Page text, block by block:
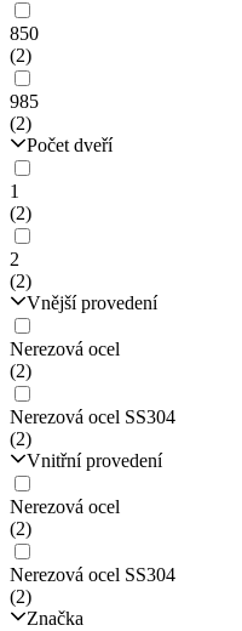
850
(2)
985
(2)
Počet dveří
1
(2)
2
(2)
Vnější provedení
Nerezová ocel
(2)
Nerezová ocel SS304
(2)
Vnitřní provedení
Nerezová ocel
(2)
Nerezová ocel SS304
(2)
Značka